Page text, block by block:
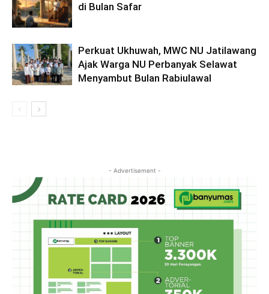
di Bulan Safar
Perkuat Ukhuwah, MWC NU Jatilawang
Ajak Warga NU Perbanyak Selawat
Menyambut Bulan Rabiulawal
- Advertisement -